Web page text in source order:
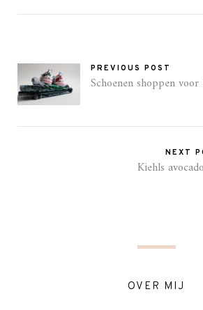
PREVIOUS POST
Schoenen shoppen voor
NEXT
Kiehls
OVER MIJ